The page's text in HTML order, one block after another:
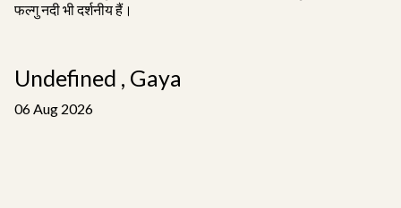
फल्गु नदी भी दर्शनीय हैं।
Undefined , Gaya
06 Aug 2026